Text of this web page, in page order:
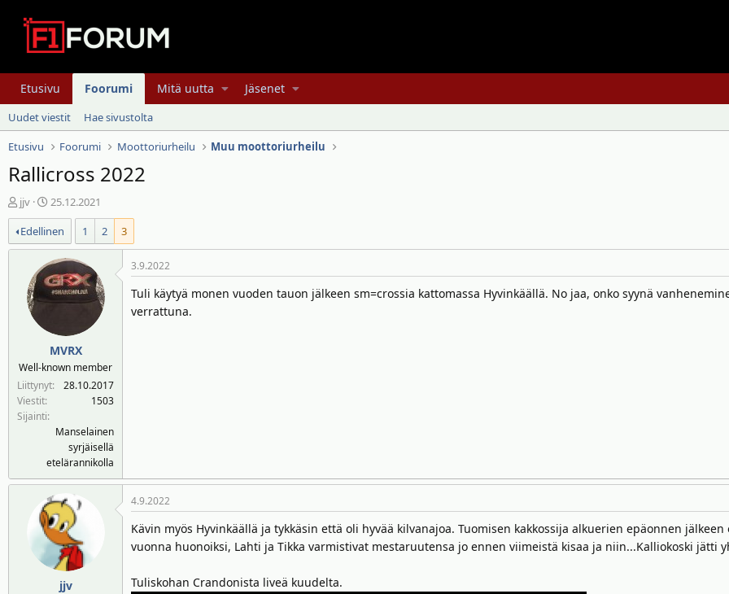
Etusivu Foorumi Mitä uutta Jäsenet
Uudet viestit
Hae sivustolta
Etusivu
Foorumi Moottoriurheilu Muu moottoriurheilu
Rallicross 2022
V
i
e
s
u
n
a
l
t
jjv
A
l
o
i
t
u
s
ä
i
v
ä
ä
25.12.2021
Edellinen
1 2 3
MVRX
Well-known member
Liittynyt
28.10.2017
Viestit
1503
Sijainti
Manselainen
syrjäisellä
etelärannikolla
3.9.2022
Tuli käytyä monen vuoden tauon jälkeen sm=crossia kattomassa Hyvinkäällä. No jaa, onko syynä
verrattuna.
jjv
4.9.2022
Kävin myös Hyvinkäällä ja tykkäsin että oli hyvää kilvanajoa. Tuomisen kakkossija alkuerien epäonnen
vuonna huonoiksi, Lahti ja Tikka varmistivat mestaruutensa jo ennen viimeistä kisaa ja niin...Kalliokoski jätti
Tuliskohan Crandonista liveä kuudelta.